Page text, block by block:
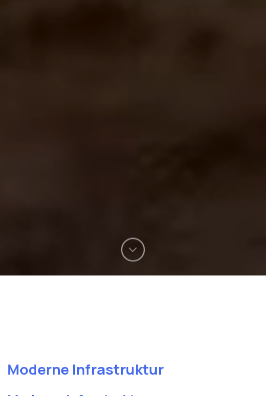
Moderne Infrastruktur